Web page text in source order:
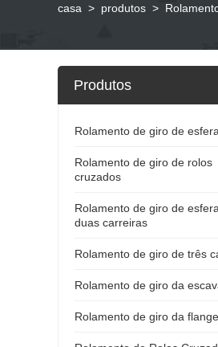
casa > produtos >
Produtos
Rolamento de giro de
Rolamento de giro de rolos
cruzados
Rolamento de giro de
duas carreiras
Rolamento de giro de três
Rolamento de giro da
Rolamento de giro da flange